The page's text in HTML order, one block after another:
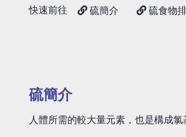
快速前往 硫簡介 硫食物
硫簡介
人體所需的較大量元素，也是構成氯